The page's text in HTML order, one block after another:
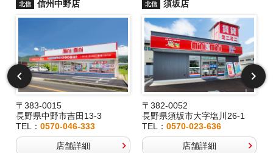
北信 信州中野店
〒383-0015
長野県中野市吉田13-3
TEL： 0570-046-333
店舗詳細
北信 須坂店
〒382-0052
長野県須坂市大字塩川26-1
TEL：0570-023-636
店舗詳細